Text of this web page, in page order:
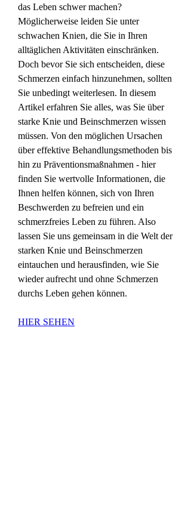
das Leben schwer machen?
Möglicherweise leiden Sie unter
schwachen Knien, die Sie in Ihren
alltäglichen Aktivitäten einschränken.
Doch bevor Sie sich entscheiden, diese
Schmerzen einfach hinzunehmen, sollten
Sie unbedingt weiterlesen. In diesem
Artikel erfahren Sie alles, was Sie über
starke Knie und Beinschmerzen wissen
müssen. Von den möglichen Ursachen
über effektive Behandlungsmethoden bis
hin zu Präventionsmaßnahmen - hier
finden Sie wertvolle Informationen, die
Ihnen helfen können, sich von Ihren
Beschwerden zu befreien und ein
schmerzfreies Leben zu führen. Also
lassen Sie uns gemeinsam in die Welt der
starken Knie und Beinschmerzen
eintauchen und herausfinden, wie Sie
wieder aufrecht und ohne Schmerzen
durchs Leben gehen können.
HIER SEHEN